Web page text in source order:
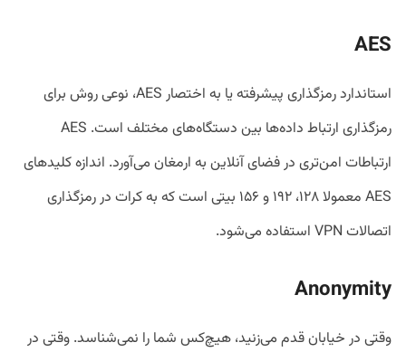
AES
استاندارد رمزگذاری پیشرفته یا به اختصار AES، نوعی روش برای
رمزگذاری ارتباط داده‌ها بین دستگاه‌های مختلف است. AES
ارتباطات امن‌تری در فضای آنلاین به ارمغان می‌آورد. اندازه کلیدهای
AES معمولا ۱۲۸، ۱۹۲ و ۱۵۶ بیتی است که به کرات در رمزگذاری
اتصالات VPN استفاده می‌شود.
Anonymity
وقتی در خیابان قدم می‌زنید، هیچ‌کس شما را نمی‌شناسد. وقتی در